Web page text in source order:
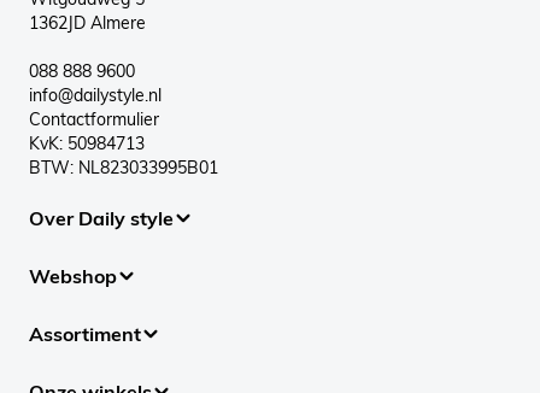
1362JD Almere
088 888 9600
info@dailystyle.nl
Contactformulier
KvK: 50984713
BTW: NL823033995B01
Over Daily style
Webshop
Assortiment